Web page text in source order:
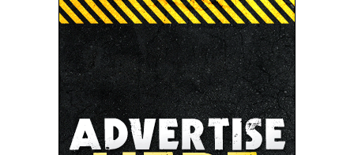
● जन सेवा में संवेदनशीलता ही सुशासन की पहचान : मुख्यमंत्री
डॉ. यादव
● प्रशिक्षु छात्राएं आत्मविश्वास रखें, तकनीकी दक्षता के साथ
अपनी जड़ों से जुड़े : मुख्यमंत्री डॉ. यादव